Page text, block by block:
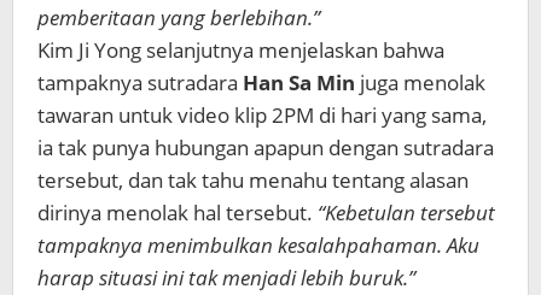
pemberitaan yang berlebihan.”
Kim Ji Yong selanjutnya menjelaskan bahwa
tampaknya sutradara Han Sa Min juga menolak
tawaran untuk video klip 2PM di hari yang sama,
ia tak punya hubungan apapun dengan sutradara
tersebut, dan tak tahu menahu tentang alasan
dirinya menolak hal tersebut. “Kebetulan tersebut
tampaknya menimbulkan kesalahpahaman. Aku
harap situasi ini tak menjadi lebih buruk.”